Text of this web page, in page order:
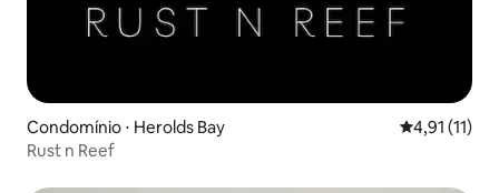
Condomínio ⋅ Herolds Bay 4,91 de uma
4,91 (11)
Rust n Reef